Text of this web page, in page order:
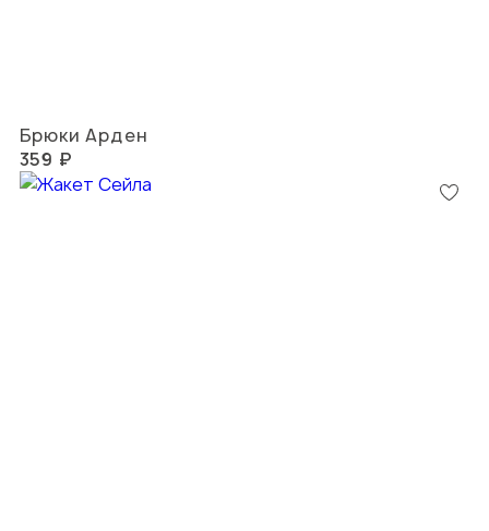
Брюки Арден
359 ₽